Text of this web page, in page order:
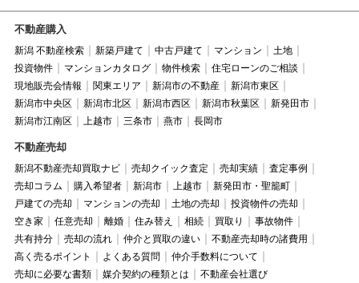
不動産購入
新潟 不動産検索 新築戸建て 中古戸建て マンション
土地
投資物件
マンションカタログ 物件検索
住宅ローンのご相談
現地販売会情報
関東エリア 新潟市の不動産
新潟市東区
新潟市中央区
新潟市北区 新潟市西区 新潟市秋葉区
新発田市
新潟市江南区
上越市 三条市 燕市 長岡市
不動産売却
新潟不動産売却買取ナビ 売却クイック査定 売却実績
査定事例
売却コラム
購入希望者 新潟市 上越市
新発田市・聖籠町
戸建ての売却
マンションの売却 土地の売却
投資物件の売却
空き家
任意売却 離婚 住み替え 相続 買取り
事故物件
共有持分
売却の流れ 仲介と買取の違い
不動産売却時の諸費用
高く売るポイント
よくある質問
仲介手数料について
売却に必要な書類
媒介契約の種類とは 不動産会社選び